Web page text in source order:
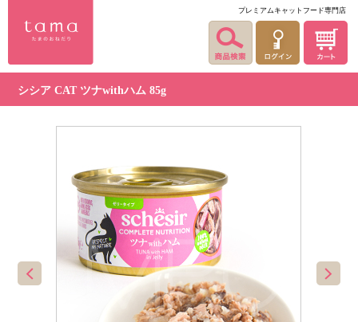
プレミアムキャットフード専門店
シシア CAT ツナwithハム 85g